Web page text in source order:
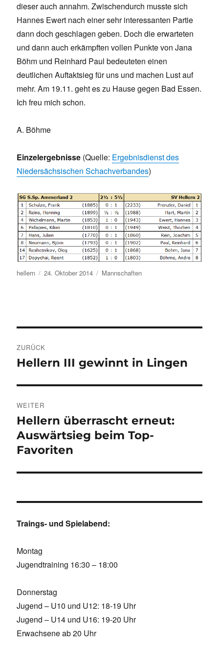
dieser auch annahm. Zwischendurch musste sich
Hannes Ewert nach einer sehr interessanten Partie
dann doch geschlagen geben. Doch die erwarteten
und dann auch erkämpften vollen Punkte von Jana
Böhm und Reinhard Paul bedeuteten einen
deutlichen Auftaktsieg für uns und machen Lust auf
mehr. Am 19.11. geht es zu Hause gegen Bad Essen.
Ich freu mich schon.
A. Böhme
Einzelergebnisse (Quelle: Ergebnisdienst des
Niedersächsischen Schachverbandes)
Autor
hellern Veröffentlicht
24. Oktober 2014 Kategorien
Mannschaften
ZURÜCK
Vorheriger
Hellern III gewinnt in Lingen
WEITER
Nächster
Beitrag:
Hellern überrascht erneut:
Auswärtsieg beim Top-
Favoriten
Traings- und Spielabend:
Montag
Jugendtraining 16:30 – 18:00
Donnerstag
Jugend – U10 und U12: 18-19 Uhr
Jugend – U14 und U16: 19-20 Uhr
Erwachsene ab 20 Uhr